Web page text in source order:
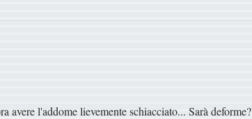
l'addome lievemente schiacciato... Sarà deforme?